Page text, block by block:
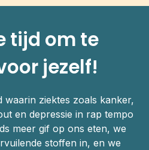
tijd om te
jezelf!
waarin ziektes zoals kanker,
en depressie in rap tempo
meer gif op ons eten, we
stoffen in, en we